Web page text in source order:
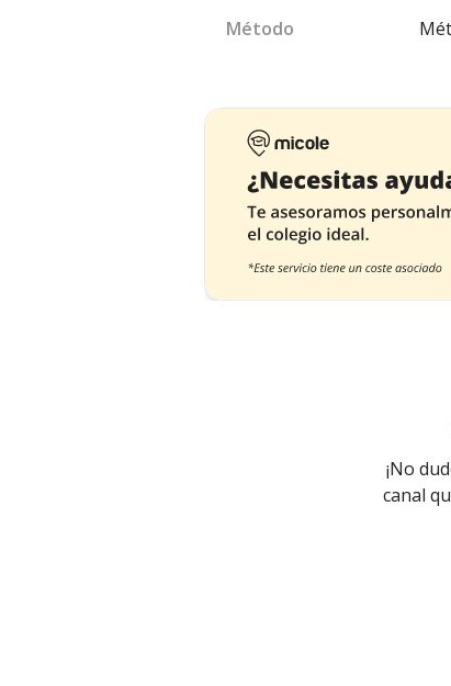
Método
¡No
canal